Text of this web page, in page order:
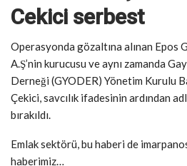
Cekici serbest
Operasyonda gözaltına alınan Epos
A.Ş’nin kurucusu ve aynı zamanda
Derneği (GYODER) Yönetim Kurulu
Çekici, savcılık ifadesinin ardından
bırakıldı.
Emlak sektörü, bu haberi de
haberimiz…